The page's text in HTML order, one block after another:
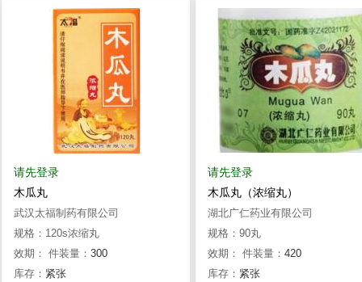
请先登录
木瓜丸
武汉太福制药有限公司
规格：120s浓缩丸
效期： 件装量： 300
库存： 紧张
请先登录
木瓜丸（浓缩丸）
湖北广仁药业有限公司
规格：90丸
效期： 件装量： 420
库存： 紧张